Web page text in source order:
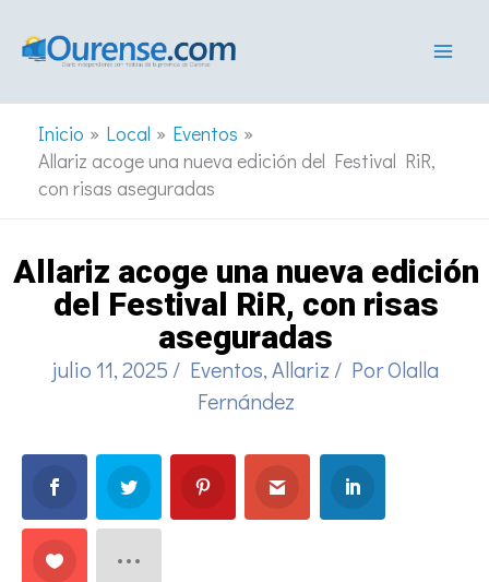
Inicio Local
Eventos
Allariz acoge una nueva edición del Festival RiR,
con risas aseguradas
Allariz acoge una nueva edición
del Festival RiR, con risas
aseguradas
julio 11, 2025 / Eventos,Allariz / PorOlalla
Fernández